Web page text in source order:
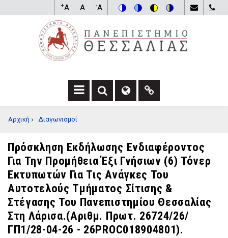
προς
περιεχόμενο
to
color
to
blue
to
high
to
soft
-A
A
+A
F
A
R
C
H
D
R
O
P
D
F
L
O
B
E
D
R
O
P
D
O
F
L
I
N
K
D
R
O
P
D
BREADCRUMB
Αρχική Διαγωνισμοί
Πρόσκληση Εκδήλωσης Ενδιαφέροντος
Για Την Προμήθεια Έξι Γνήσιων (6) Τόνερ
Εκτυπωτών Για Τις Ανάγκες Του
Αυτοτελούς Τμήματος Σίτισης &
Στέγασης Του Πανεπιστημίου Θεσσαλίας
Στη Λάρισα.(αριθμ. Πρωτ. 26724/26/
ΓΠ1/28-04-26 - 26PROC018904801).